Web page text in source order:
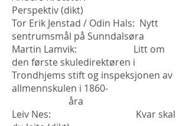
Perspektiv (dikt)
Tor Erik Jenstad / Odin Hals: Nytt
sentrumsmål på Sunndalsøra
Martin Lamvik: Litt om
den første skuledirektøren i
Trondhjems stift og inspeksjonen av
allmennskulen i 1860-
åra
Leiv Nes: Kvar skal